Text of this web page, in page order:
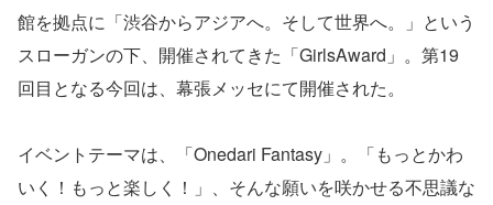
館を拠点に「渋谷からアジアへ。そして世界へ。」という
スローガンの下、開催されてきた「GirlsAward」。第19
回目となる今回は、幕張メッセにて開催された。
イベントテーマは、「Onedari Fantasy」。「もっとかわ
いく！もっと楽しく！」、そんな願いを咲かせる不思議な